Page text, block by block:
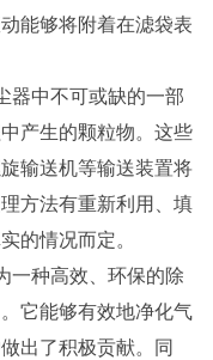
能够将附着在滤袋表
中不可或缺的一部
产生的颗粒物。这些
输送机等输送装置将
方法有重新利用、填
的情况而定。
种高效、环保的除
它能够有效地净化气
出了积极贡献。同